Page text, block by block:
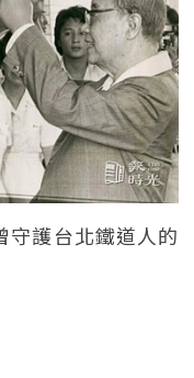
守護台北鐵道人的